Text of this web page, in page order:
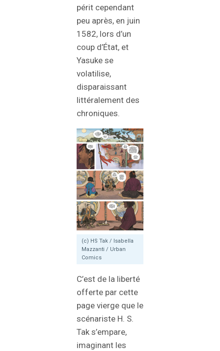
périt cependant
peu après, en juin
1582, lors d’un
coup d’État, et
Yasuke se
volatilise,
disparaissant
littéralement des
chroniques.
(c) HS Tak / Isabella
Mazzanti / Urban
Comics
C’est de la liberté
offerte par cette
page vierge que le
scénariste H. S.
Tak s’empare,
imaginant les